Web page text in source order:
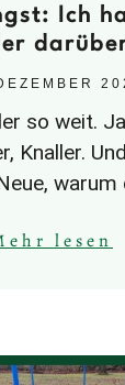
Ich
so weit.
Knaller.
warum
lesen